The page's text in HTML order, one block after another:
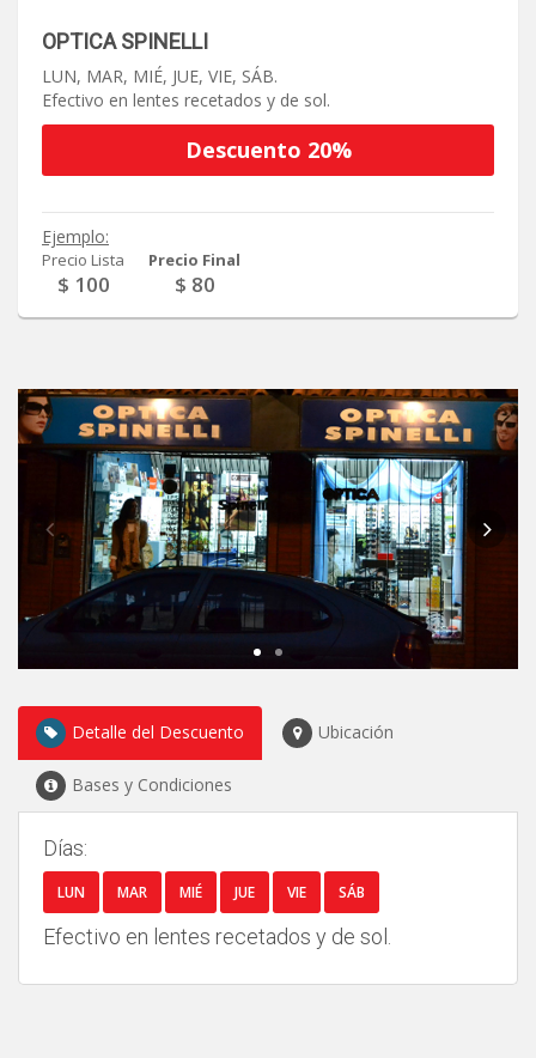
Compras
Salud y Belleza
Eventos
Circuitos
OPTICA SPINELLI
LUN, MAR, MIÉ, JUE, VIE, SÁB.
Efectivo en lentes recetados y de sol.
Descuento 20%
Ejemplo:
Precio Lista
$ 100
Precio Final
$ 80
Detalle del Descuento Ubicación
Bases y Condiciones
Días:
LUN MAR MIÉ JUE VIE SÁB
Efectivo en lentes recetados y de sol.